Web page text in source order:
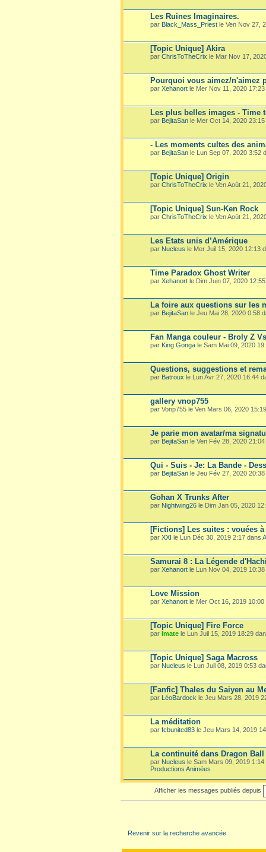
Les Ruines Imaginaires.
par Black_Mass_Priest le Ven Nov 27,
[Topic Unique] Akira
par ChrisToTheCrix le Mar Nov 17,
Pourquoi vous aimez/n'aimez
par Xehanort le Mer Nov 11, 2020
Les plus belles images - Time
par BejitaSan le Mer Oct 14, 2020
- Les moments cultes des
par BejitaSan le Lun Sep 07, 2020 3:52
[Topic Unique] Origin
par ChrisToTheCrix le Ven Août 21,
[Topic Unique] Sun-Ken Rock
par ChrisToTheCrix le Ven Août 21,
Les Etats unis d’Amérique
par Nucleus le Mer Juil 15, 2020 12:13
Time Paradox Ghost Writer
par Xehanort le Dim Juin 07, 2020
La foire aux questions sur les
par BejitaSan le Jeu Mai 28, 2020 0:58
Fan Manga couleur - Broly Z
par King Gonga le Sam Mai 09, 2020
Questions, suggestions et
par Batroux le Lun Avr 27, 2020 16:44
gallery vnop755
par Vonp755 le Ven Mars 06, 2020
Je parie mon avatar/ma
par BejitaSan le Ven Fév 28, 2020
Qui - Suis - Je: La Bande -
par BejitaSan le Jeu Fév 27, 2020
Gohan X Trunks After
par Nightwing26 le Dim Jan 05, 2020
[Fictions] Les suites : vouées
par XXI le Lun Déc 30, 2019 2:17 dans
Samurai 8 : La Légende
par Xehanort le Lun Nov 04, 2019
Love Mission
par Xehanort le Mer Oct 16, 2019
[Topic Unique] Fire Force
par Imate le Lun Juil 15, 2019 18:29
[Topic Unique] Saga Macross
par Nucleus le Lun Juil 08, 2019 0:53
[Fanfic] Thales du Saiyen au
par LéoBardock le Jeu Mars 28, 2019
La méditation
par fcbunited83 le Jeu Mars 14, 2019
La continuité dans Dragon Ball
par Nucleus le Sam Mars 09, 2019
Productions Animées
Afficher les messages publiés depuis
Revenir sur la recherche avancée